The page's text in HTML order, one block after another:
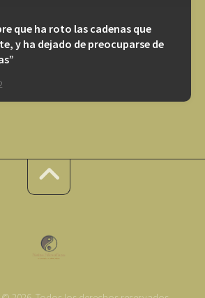
que ha roto las cadenas que
y ha dejado de preocuparse de